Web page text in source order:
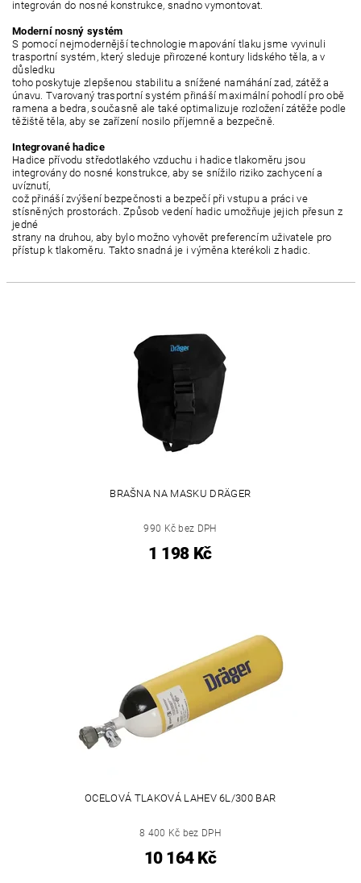
integrován do nosné konstrukce, snadno vymontovat.
Moderní nosný systém
S pomocí nejmodernější technologie mapování tlaku jsme vyvinuli
trasportní systém, který sleduje přirozené kontury lidského těla, a v
důsledku
toho poskytuje zlepšenou stabilitu a snížené namáhání zad, zátěž a
únavu. Tvarovaný trasportní systém přináší maximální pohodlí pro obě
ramena a bedra, současně ale také optimalizuje rozložení zátěže podle
těžiště těla, aby se zařízení nosilo příjemně a bezpečně.
Integrované hadice
Hadice přívodu středotlakého vzduchu i hadice tlakoměru jsou
integrovány do nosné konstrukce, aby se snížilo riziko zachycení a
uvíznutí,
což přináší zvýšení bezpečnosti a bezpečí při vstupu a práci ve
stísněných prostorách. Způsob vedení hadic umožňuje jejich přesun z
jedné
strany na druhou, aby bylo možno vyhovět preferencím uživatele pro
přístup k tlakoměru. Takto snadná je i výměna kterékoli z hadic.
BRAŠNA NA MASKU DRÄGER
990 Kč bez DPH
1 198 Kč
OCELOVÁ TLAKOVÁ LAHEV 6L/300 BAR
8 400 Kč bez DPH
10 164 Kč